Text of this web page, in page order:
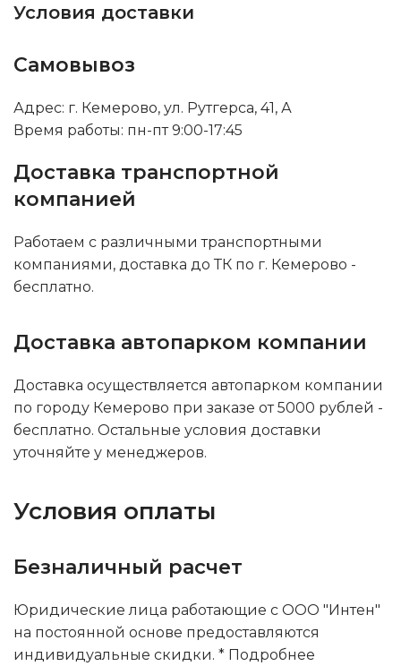
Условия доставки
Самовывоз
Адрес: г. Кемерово, ул. Рутгерса, 41, А
Время работы: пн-пт 9:00-17:45
Доставка транспортной
компанией
Работаем с различными транспортными
компаниями, доставка до ТК по г. Кемерово -
бесплатно.
Доставка автопарком компании
Доставка осуществляется автопарком компании
по городу Кемерово при заказе от 5000 рублей -
бесплатно. Остальные условия доставки
уточняйте у менеджеров.
Условия оплаты
Безналичный расчет
Юридические лица работающие с ООО "Интен"
на постоянной основе предоставляются
индивидуальные скидки. * Подробнее